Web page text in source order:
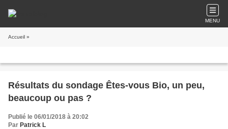
MENU
Accueil »
Résultats du sondage Êtes-vous Bio, un peu,
beaucoup ou pas ?
Publié le 06/01/2018 à 20:02
Par Patrick L